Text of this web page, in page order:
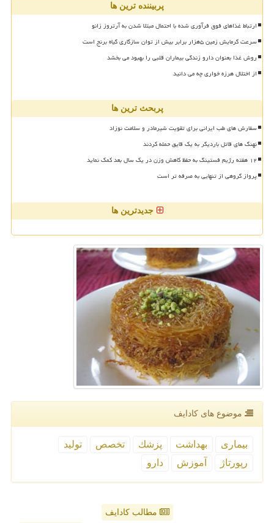
پربیننده ترین ها
ارتباط غذاهای فوق فرآوری شده با احتمال مبتلا شدن به آرتروز زانو
سرعت گرمایش زمین ۵هزار برابر بیش از توان سازگاری گیاه برنج است
روش غذا بعنوان دارو زندگی بیماران قلبی را بهبود می بخشد
از اختلال هرزه خواری چه می دانید
پربحث ترین ها
سفارش های طب ایرانی برای تقویت شیرمادر و سلامت نوزاد
نهنگ های قاتل باردیگر به یک قایق حمله کردند
۱۲ هفته رژیم فستینگ به حفظ کاهش وزن در یک سال بعد کمک نماید
پرواز گروهی از تنهایی به صرفه تر است
جدیدترین ها
موضوع های كادایف
بیماری بهداشت پزشك تخصص
تولید
رپورتاژ
آموزش دارو
مطالب کادایف